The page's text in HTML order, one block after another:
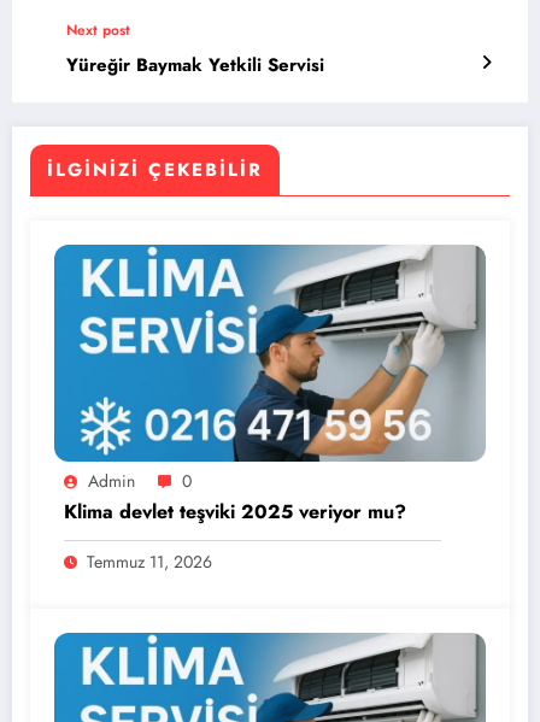
Next post
Yüreğir Baymak Yetkili Servisi
İLGINIZI ÇEKEBILIR
Admin 0
Klima devlet teşviki 2025 veriyor mu?
Temmuz 11, 2026